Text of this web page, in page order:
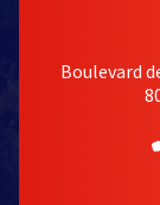
Boulevard